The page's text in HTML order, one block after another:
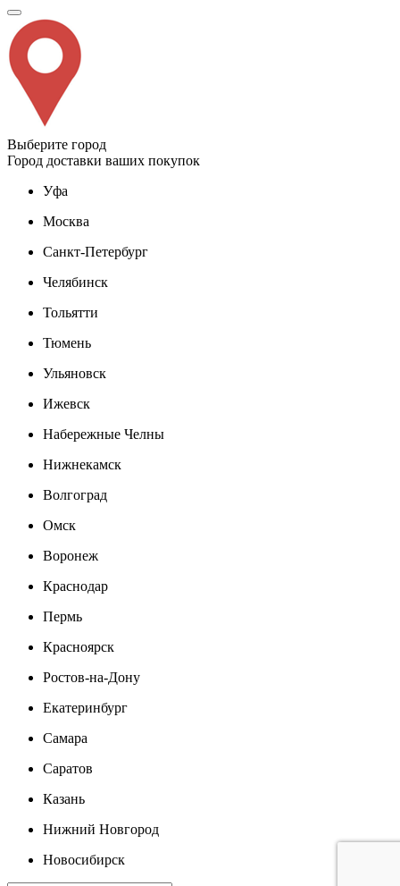
Выберите город
Город доставки ваших покупок
Уфа
Москва
Санкт-Петербург
Челябинск
Тольятти
Тюмень
Ульяновск
Ижевск
Набережные Челны
Нижнекамск
Волгоград
Омск
Воронеж
Краснодар
Пермь
Красноярск
Ростов-на-Дону
Екатеринбург
Самара
Саратов
Казань
Нижний Новгород
Новосибирск